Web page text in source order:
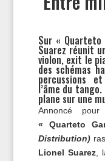
Sur « Quarteto
Suarez réunit
violon, exit le
des schémas
percussions
l’âme du
plane sur une
Annoncé
« Quarteto
Distribution)
Lionel Suarez,